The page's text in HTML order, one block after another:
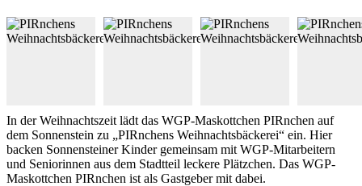
In der Weihnachtszeit lädt das WGP-Maskottchen PIRnchen auf
dem Sonnenstein zu „PIRnchens Weihnachtsbäckerei“ ein. Hier
backen Sonnensteiner Kinder gemeinsam mit WGP-Mitarbeitern
und Seniorinnen aus dem Stadtteil leckere Plätzchen. Das WGP-
Maskottchen PIRnchen ist als Gastgeber mit dabei.